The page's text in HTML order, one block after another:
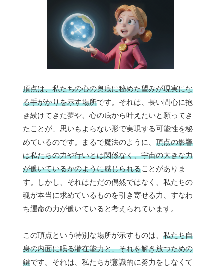
頂点は、私たちの心の奥底に秘めた望みが現実にな
る手がかりを示す場所です。それは、長い間心に抱
き続けてきた夢や、心の底から叶えたいと願ってき
たことが、思いもよらない形で実現する可能性を秘
めているのです。まるで魔法のように、 頂点の影響
は私たちの力や行いとは関係なく、宇宙の大きな力
が働いているかのように感じられることがありま
す。しかし、それはただの偶然ではなく、私たちの
魂が本当に求めているものを引き寄せる力、すなわ
ち運命の力が働いていると考えられています。
この頂点という特別な場所が示すものは、 私たち自
身の内面に眠る潜在能力と、それを解き放つための
鍵です。それは、私たちが意識的に努力をしなくて